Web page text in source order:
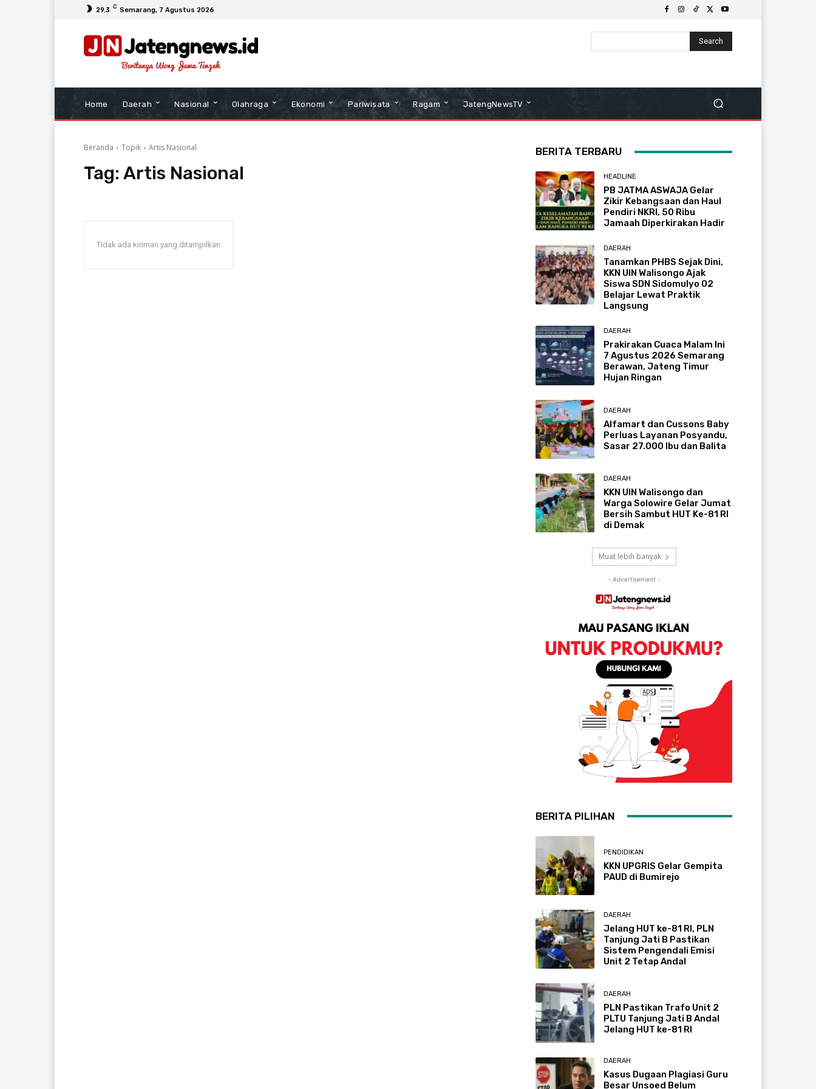
29.3 C Semarang, 7 Agustus 2026
Search
Home Daerah Nasional Olahraga Ekonomi Pariwisata Ragam JatengNewsTV
Beranda Topik Artis Nasional
Tag: Artis Nasional
Tidak ada kiriman yang ditampilkan
BERITA TERBARU
HEADLINE
PB JATMA ASWAJA Gelar
Zikir Kebangsaan dan Haul
Pendiri NKRI, 50 Ribu
Jamaah Diperkirakan Hadir
DAERAH
Tanamkan PHBS Sejak Dini,
KKN UIN Walisongo Ajak
Siswa SDN Sidomulyo 02
Belajar Lewat Praktik
Langsung
DAERAH
Prakirakan Cuaca Malam Ini
7 Agustus 2026 Semarang
Berawan, Jateng Timur
Hujan Ringan
DAERAH
Alfamart dan Cussons Baby
Perluas Layanan Posyandu,
Sasar 27.000 Ibu dan Balita
DAERAH
KKN UIN Walisongo dan
Warga Solowire Gelar Jumat
Bersih Sambut HUT Ke-81 RI
di Demak
Muat lebih banyak
- Advertisement -
BERITA PILIHAN
PENDIDIKAN
KKN UPGRIS Gelar Gempita
PAUD di Bumirejo
DAERAH
Jelang HUT ke-81 RI, PLN
Tanjung Jati B Pastikan
Sistem Pengendali Emisi
Unit 2 Tetap Andal
DAERAH
PLN Pastikan Trafo Unit 2
PLTU Tanjung Jati B Andal
Jelang HUT ke-81 RI
DAERAH
Kasus Dugaan Plagiasi Guru
Besar Unsoed Belum